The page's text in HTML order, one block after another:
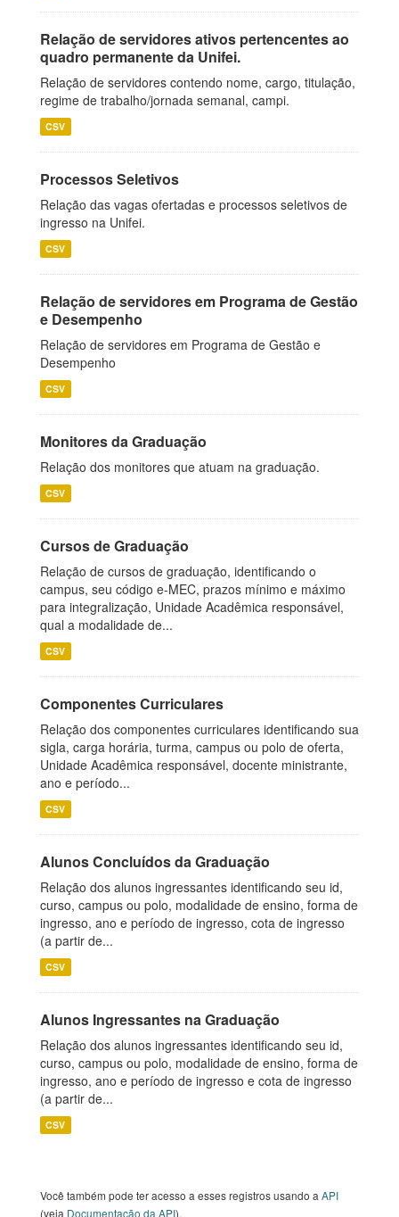
Relação de servidores ativos pertencentes ao
quadro permanente da Unifei.
Relação de servidores contendo nome, cargo, titulação,
regime de trabalho/jornada semanal, campi.
CSV
Processos Seletivos
Relação das vagas ofertadas e processos seletivos de
ingresso na Unifei.
CSV
Relação de servidores em Programa de Gestão
e Desempenho
Relação de servidores em Programa de Gestão e
Desempenho
CSV
Monitores da Graduação
Relação dos monitores que atuam na graduação.
CSV
Cursos de Graduação
Relação de cursos de graduação, identificando o
campus, seu código e-MEC, prazos mínimo e máximo
para integralização, Unidade Acadêmica responsável,
qual a modalidade de...
CSV
Componentes Curriculares
Relação dos componentes curriculares identificando sua
sigla, carga horária, turma, campus ou polo de oferta,
Unidade Acadêmica responsável, docente ministrante,
ano e período...
CSV
Alunos Concluídos da Graduação
Relação dos alunos ingressantes identificando seu id,
curso, campus ou polo, modalidade de ensino, forma de
ingresso, ano e período de ingresso, cota de ingresso
(a partir de...
CSV
Alunos Ingressantes na Graduação
Relação dos alunos ingressantes identificando seu id,
curso, campus ou polo, modalidade de ensino, forma de
ingresso, ano e período de ingresso e cota de ingresso
(a partir de...
CSV
Você também pode ter acesso a esses registros usando a API
(veja Documentação da API).